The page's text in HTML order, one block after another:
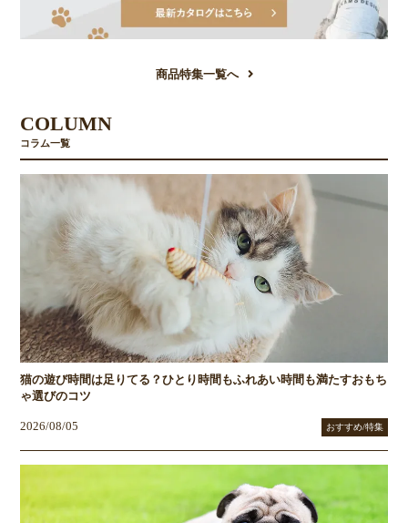
商品特集一覧へ
COLUMN
コラム一覧
猫の遊び時間は足りてる？ひとり時間もふれあい時間も満たすおもち
ゃ選びのコツ
2026/08/05 おすすめ/特集